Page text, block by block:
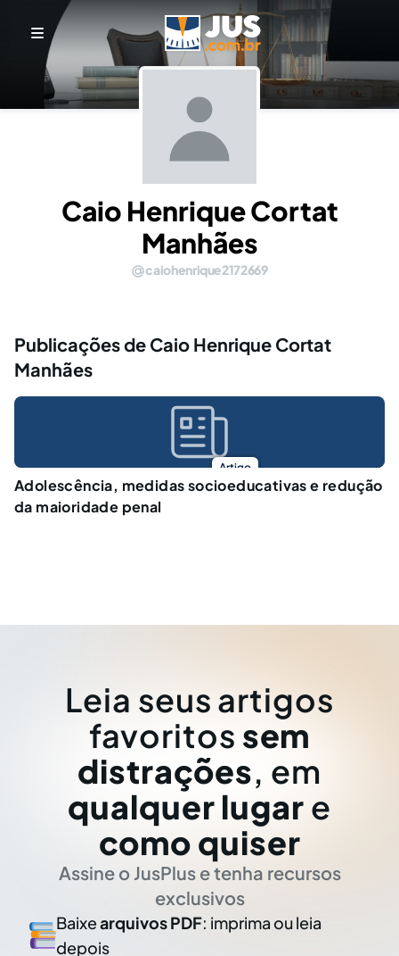
Caio Henrique Cortat
Manhães
caiohenrique2172669
Publicações de Caio Henrique Cortat
Manhães
Artigo
Adolescência, medidas socioeducativas e redução
da maioridade penal
Leia seus artigos
favoritos sem
distrações, em
qualquer lugar e
como quiser
Assine o JusPlus e tenha recursos
exclusivos
Baixearquivos PDF: imprima ou leia
depois